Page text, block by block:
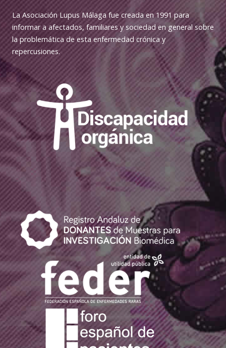
La Asociación Lupus Málaga fue creada en 1991 para
informar a afectados, familiares y sociedad en general sobre
la problemática de esta enfermedad crónica y
repercusiones.